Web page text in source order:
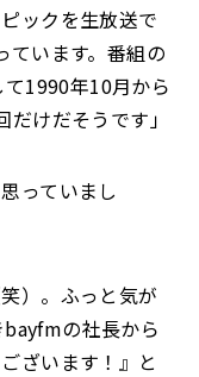
ックを生放送で
ています。番組の
1990年10月から
けだそうです」
っていまし
）。ふっと気が
の社長から
ざいます！』と